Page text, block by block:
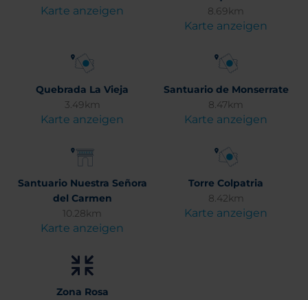
Karte anzeigen
8.69km
Karte anzeigen
Quebrada La Vieja
3.49km
Karte anzeigen
Santuario de Monserrate
8.47km
Karte anzeigen
Santuario Nuestra Señora
del Carmen
10.28km
Karte anzeigen
Torre Colpatria
8.42km
Karte anzeigen
Zona Rosa